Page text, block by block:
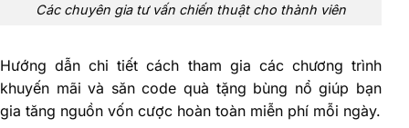
Các chuyên gia tư vấn chiến thuật cho thành viên
Hướng dẫn chi tiết cách tham gia các chương trình
khuyến mãi và săn code quà tặng bùng nổ giúp bạn
gia tăng nguồn vốn cược hoàn toàn miễn phí mỗi ngày.